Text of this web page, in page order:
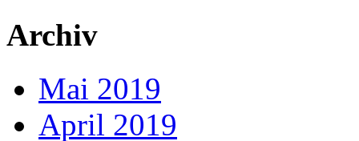
Archiv
Mai 2019
April 2019